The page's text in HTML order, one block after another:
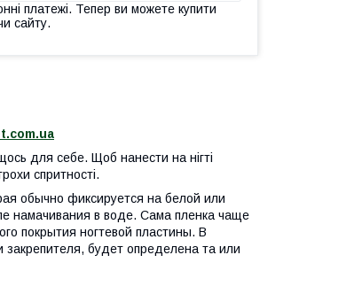
платежі. Тепер ви можете купити
сайту.
для себе. Щоб нанести на нігті
спритності.
обычно фиксируется на белой или
намачивания в воде. Сама пленка чаще
покрытия ногтевой пластины. В
закрепителя, будет определена та или